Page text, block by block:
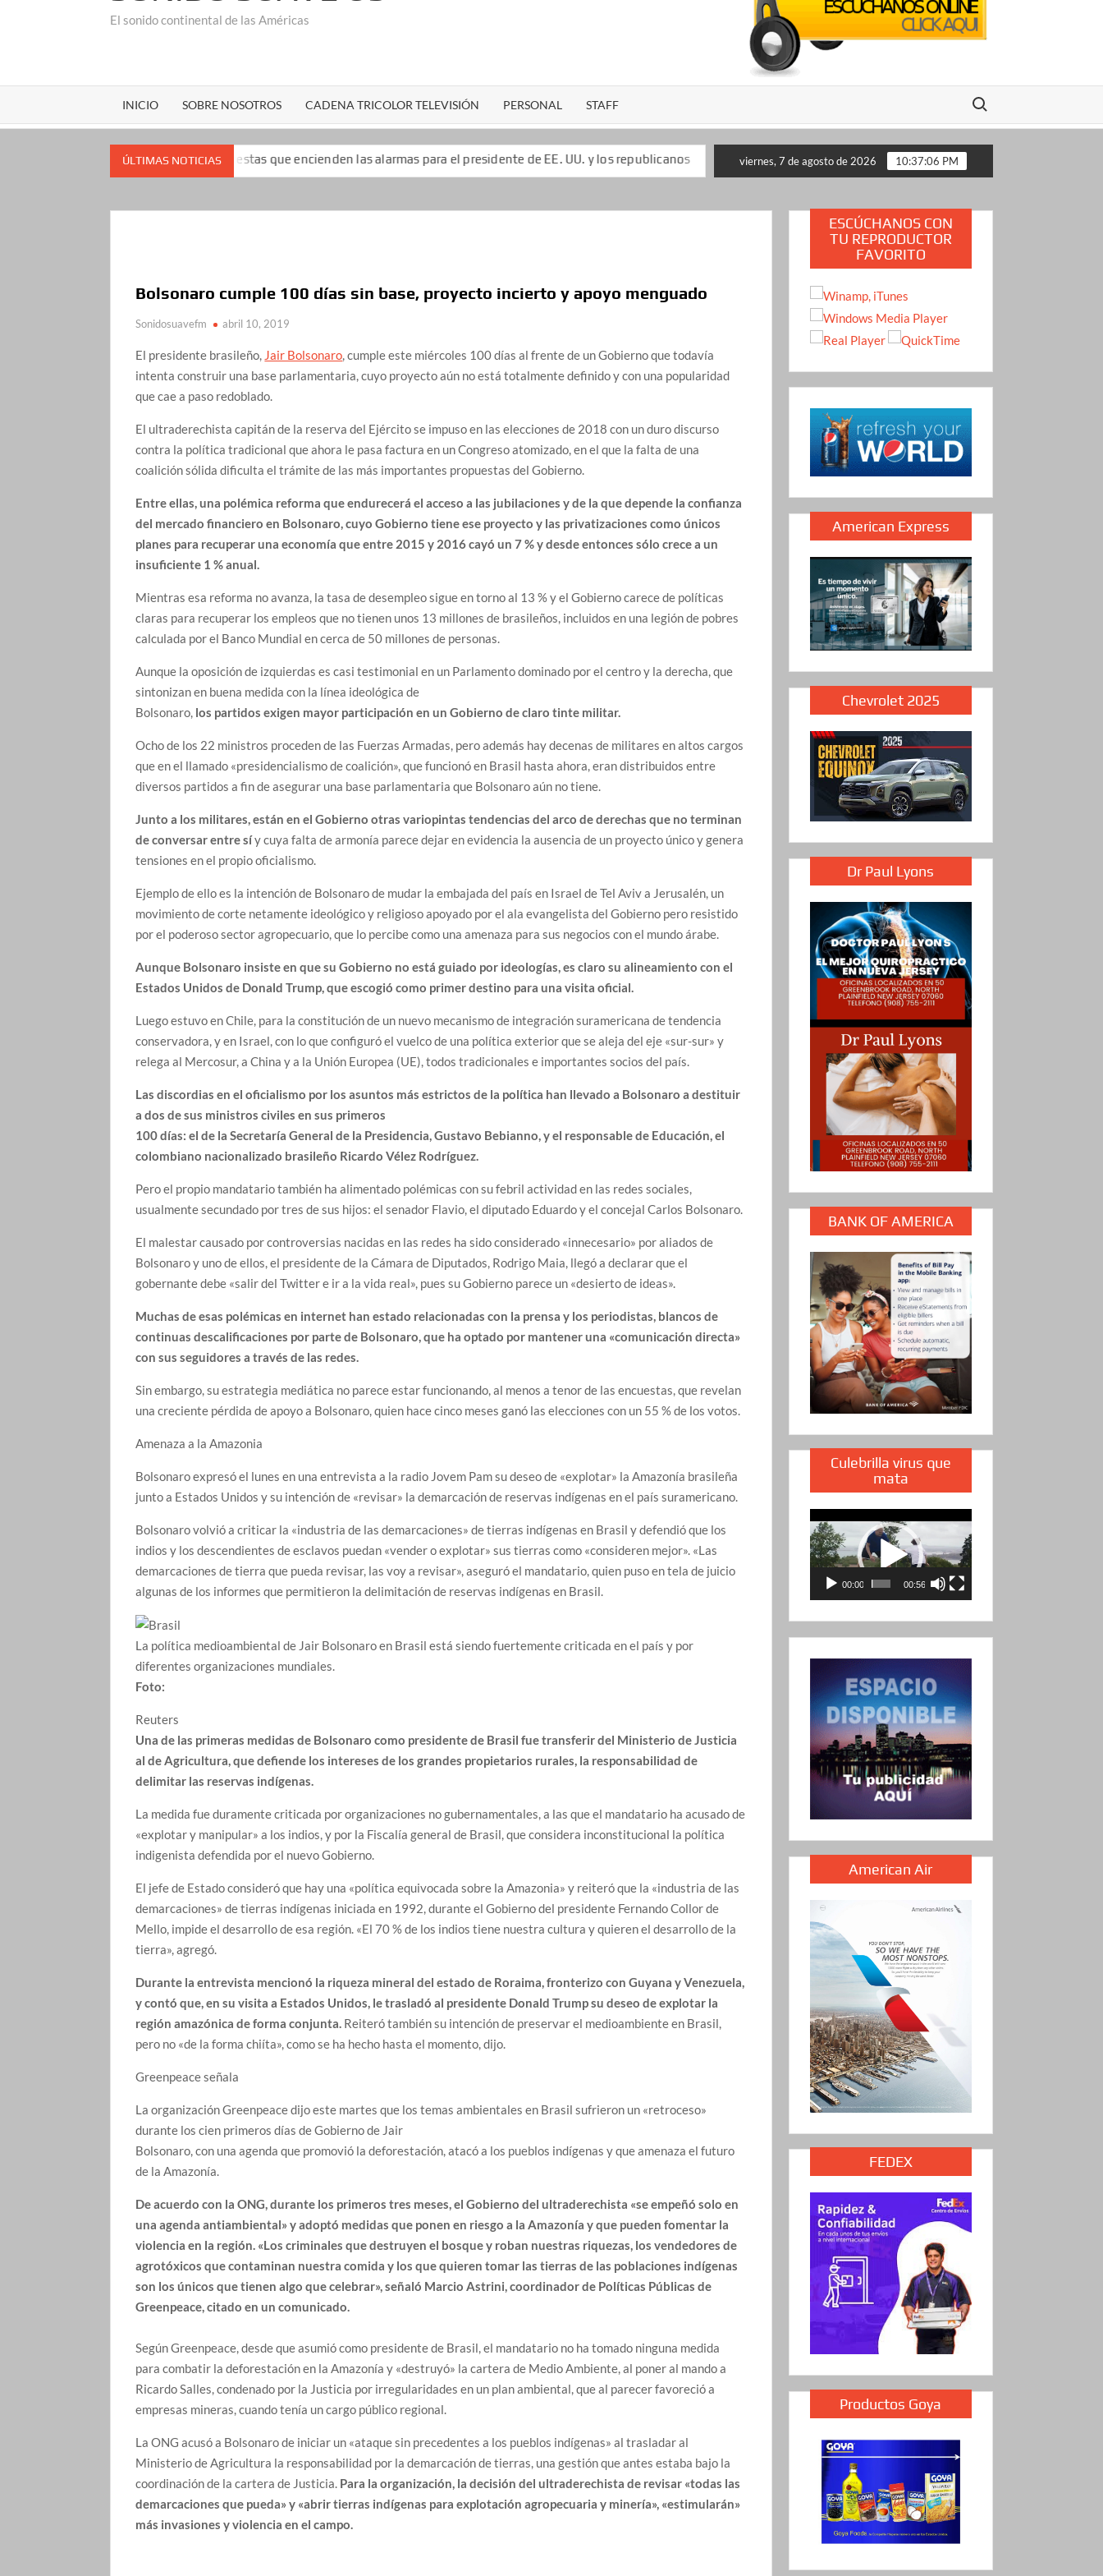
El sonido continental de las Américas
INICIO SOBRE NOSOTROS CADENA TRICOLOR TELEVISIÓN PERSONAL STAFF
Buscar:
ÚLTIMAS NOTICIAS
las encuestas que encienden las alarmas para el presidente de EE. UU. y los republicanos Keiko Fujimori lo propone a Estados Unidos Crimen de la influencer
viernes, 7 de agosto de 2026 10:37:07 PM
Bolsonaro cumple 100 días sin base, proyecto incierto y apoyo menguado
Sonidosuavefm abril 10, 2019
El presidente brasileño, Jair Bolsonaro, cumple este miércoles 100 días al frente de un Gobierno que todavía
intenta construir una base parlamentaria, cuyo proyecto aún no está totalmente definido y con una popularidad
que cae a paso redoblado.
El ultraderechista capitán de la reserva del Ejército se impuso en las elecciones de 2018 con un duro discurso
contra la política tradicional que ahora le pasa factura en un Congreso atomizado, en el que la falta de una
coalición sólida dificulta el trámite de las más importantes propuestas del Gobierno.
Entre ellas, una polémica reforma que endurecerá el acceso a las jubilaciones y de la que depende la confianza
del mercado financiero en Bolsonaro, cuyo Gobierno tiene ese proyecto y las privatizaciones como únicos
planes para recuperar una economía que entre 2015 y 2016 cayó un 7 % y desde entonces sólo crece a un
insuficiente 1 % anual.
Mientras esa reforma no avanza, la tasa de desempleo sigue en torno al 13 % y el Gobierno carece de políticas
claras para recuperar los empleos que no tienen unos 13 millones de brasileños, incluidos en una legión de pobres
calculada por el Banco Mundial en cerca de 50 millones de personas.
Aunque la oposición de izquierdas es casi testimonial en un Parlamento dominado por el centro y la derecha, que
sintonizan en buena medida con la línea ideológica de
Bolsonaro, los partidos exigen mayor participación en un Gobierno de claro tinte militar.
Ocho de los 22 ministros proceden de las Fuerzas Armadas, pero además hay decenas de militares en altos cargos
que en el llamado «presidencialismo de coalición», que funcionó en Brasil hasta ahora, eran distribuidos entre
diversos partidos a fin de asegurar una base parlamentaria que Bolsonaro aún no tiene.
Junto a los militares, están en el Gobierno otras variopintas tendencias del arco de derechas que no terminan
de conversar entre síy cuya falta de armonía parece dejar en evidencia la ausencia de un proyecto único y genera
tensiones en el propio oficialismo.
Ejemplo de ello es la intención de Bolsonaro de mudar la embajada del país en Israel de Tel Aviv a Jerusalén, un
movimiento de corte netamente ideológico y religioso apoyado por el ala evangelista del Gobierno pero resistido
por el poderoso sector agropecuario, que lo percibe como una amenaza para sus negocios con el mundo árabe.
Aunque Bolsonaro insiste en que su Gobierno no está guiado por ideologías, es claro su alineamiento con el
Estados Unidos de Donald Trump, que escogió como primer destino para una visita oficial.
Luego estuvo en Chile, para la constitución de un nuevo mecanismo de integración suramericana de tendencia
conservadora, y en Israel, con lo que configuró el vuelco de una política exterior que se aleja del eje «sur-sur» y
relega al Mercosur, a China y a la Unión Europea (UE), todos tradicionales e importantes socios del país.
Las discordias en el oficialismo por los asuntos más estrictos de la política han llevado a Bolsonaro a destituir
a dos de sus ministros civiles en sus primeros
100 días: el de la Secretaría General de la Presidencia, Gustavo Bebianno, y el responsable de Educación, el
colombiano nacionalizado brasileño Ricardo Vélez Rodríguez.
Pero el propio mandatario también ha alimentado polémicas con su febril actividad en las redes sociales,
usualmente secundado por tres de sus hijos: el senador Flavio, el diputado Eduardo y el concejal Carlos Bolsonaro.
El malestar causado por controversias nacidas en las redes ha sido considerado «innecesario» por aliados de
Bolsonaro y uno de ellos, el presidente de la Cámara de Diputados, Rodrigo Maia, llegó a declarar que el
gobernante debe «salir del Twitter e ir a la vida real», pues su Gobierno parece un «desierto de ideas».
Muchas de esas polémicas en internet han estado relacionadas con la prensa y los periodistas, blancos de
continuas descalificaciones por parte de Bolsonaro, que ha optado por mantener una «comunicación directa»
con sus seguidores a través de las redes.
Sin embargo, su estrategia mediática no parece estar funcionando, al menos a tenor de las encuestas, que revelan
una creciente pérdida de apoyo a Bolsonaro, quien hace cinco meses ganó las elecciones con un 55 % de los votos.
Amenaza a la Amazonia
Bolsonaro expresó el lunes en una entrevista a la radio Jovem Pam su deseo de «explotar» la Amazonía brasileña
junto a Estados Unidos y su intención de «revisar» la demarcación de reservas indígenas en el país suramericano.
Bolsonaro volvió a criticar la «industria de las demarcaciones» de tierras indígenas en Brasil y defendió que los
indios y los descendientes de esclavos puedan «vender o explotar» sus tierras como «consideren mejor». «Las
demarcaciones de tierra que pueda revisar, las voy a revisar», aseguró el mandatario, quien puso en tela de juicio
algunas de los informes que permitieron la delimitación de reservas indígenas en Brasil.
La política medioambiental de Jair Bolsonaro en Brasil está siendo fuertemente criticada en el país y por
diferentes organizaciones mundiales.
Foto:
Reuters
Una de las primeras medidas de Bolsonaro como presidente de Brasil fue transferir del Ministerio de Justicia
al de Agricultura, que defiende los intereses de los grandes propietarios rurales, la responsabilidad de
delimitar las reservas indígenas.
La medida fue duramente criticada por organizaciones no gubernamentales, a las que el mandatario ha acusado de
«explotar y manipular» a los indios, y por la Fiscalía general de Brasil, que considera inconstitucional la política
indigenista defendida por el nuevo Gobierno.
El jefe de Estado consideró que hay una «política equivocada sobre la Amazonia» y reiteró que la «industria de las
demarcaciones» de tierras indígenas iniciada en 1992, durante el Gobierno del presidente Fernando Collor de
Mello, impide el desarrollo de esa región. «El 70 % de los indios tiene nuestra cultura y quieren el desarrollo de la
tierra», agregó.
Durante la entrevista mencionó la riqueza mineral del estado de Roraima, fronterizo con Guyana y Venezuela,
y contó que, en su visita a Estados Unidos, le trasladó al presidente Donald Trump su deseo de explotar la
región amazónica de forma conjunta. Reiteró también su intención de preservar el medioambiente en Brasil,
pero no «de la forma chiíta», como se ha hecho hasta el momento, dijo.
Greenpeace señala
La organización Greenpeace dijo este martes que los temas ambientales en Brasil sufrieron un «retroceso»
durante los cien primeros días de Gobierno de Jair
Bolsonaro, con una agenda que promovió la deforestación, atacó a los pueblos indígenas y que amenaza el futuro
de la Amazonía.
De acuerdo con la ONG, durante los primeros tres meses, el Gobierno del ultraderechista «se empeñó solo en
una agenda antiambiental» y adoptó medidas que ponen en riesgo a la Amazonía y que pueden fomentar la
violencia en la región. «Los criminales que destruyen el bosque y roban nuestras riquezas, los vendedores de
agrotóxicos que contaminan nuestra comida y los que quieren tomar las tierras de las poblaciones indígenas
son los únicos que tienen algo que celebrar», señaló Marcio Astrini, coordinador de Políticas Públicas de
Greenpeace, citado en un comunicado.
Según Greenpeace, desde que asumió como presidente de Brasil, el mandatario no ha tomado ninguna medida
para combatir la deforestación en la Amazonía y «destruyó» la cartera de Medio Ambiente, al poner al mando a
Ricardo Salles, condenado por la Justicia por irregularidades en un plan ambiental, que al parecer favoreció a
empresas mineras, cuando tenía un cargo público regional.
La ONG acusó a Bolsonaro de iniciar un «ataque sin precedentes a los pueblos indígenas» al trasladar al
Ministerio de Agricultura la responsabilidad por la demarcación de tierras, una gestión que antes estaba bajo la
coordinación de la cartera de Justicia. Para la organización, la decisión del ultraderechista de revisar «todas las
demarcaciones que pueda» y «abrir tierras indígenas para explotación agropecuaria y minería», «estimularán»
más invasiones y violencia en el campo.
ESCÚCHANOS CON
TU REPRODUCTOR
FAVORITO
American Express
Chevrolet 2025
Dr Paul Lyons
BANK OF AMERICA
Culebrilla virus que
mata
Reproductor
de
vídeo
00:00 00:56
American Air
FEDEX
Productos Goya